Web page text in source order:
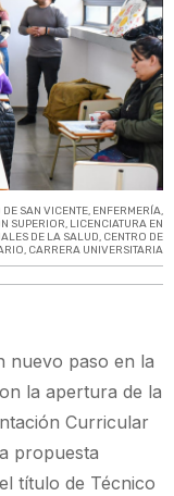
SAN VICENTE, ENFERMERÍA,
SUPERIOR, LICENCIATURA EN
DE LA SALUD, CENTRO DE
, CARRERA UNIVERSITARIA
nuevo paso en la
la apertura de la
Curricular
propuesta
título de Técnico